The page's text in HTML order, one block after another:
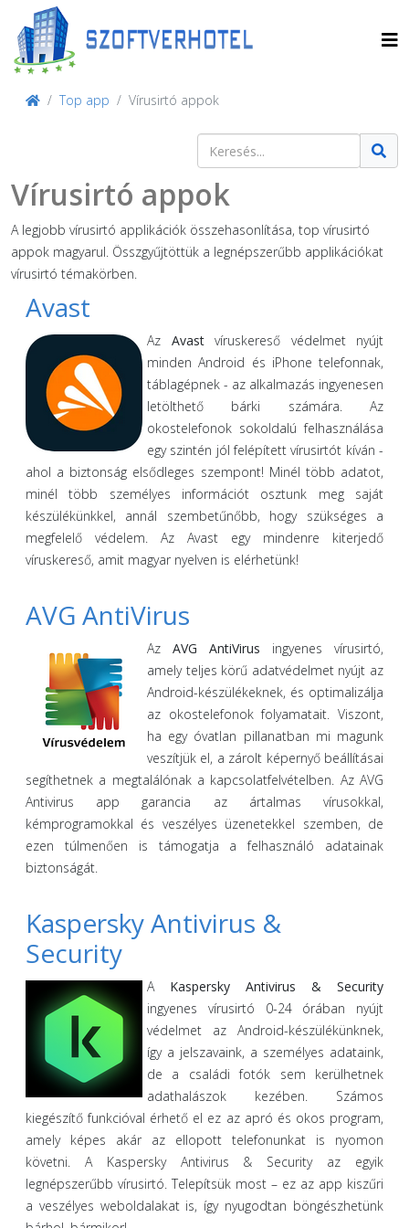
Top app Vírusirtó appok
Keresés
Vírusirtó appok
A legjobb vírusirtó applikációk összehasonlítása, top vírusirtó
appok magyarul. Összgyűjtöttük a legnépszerűbb applikációkat
vírusirtó témakörben.
Avast
Az Avastvíruskereső védelmet nyújt
minden Android és iPhone telefonnak,
táblagépnek - az alkalmazás ingyenesen
letölthető bárki számára. Az
okostelefonok sokoldalú felhasználása
egy szintén jól felépített vírusirtót kíván -
ahol a biztonság elsődleges szempont! Minél több adatot,
minél több személyes információt osztunk meg saját
készülékünkkel, annál szembetűnőbb, hogy szükséges a
megfelelő védelem. Az Avast egy mindenre kiterjedő
víruskereső, amit magyar nyelven is elérhetünk!
AVG AntiVirus
Az AVG AntiVirus ingyenes vírusirtó,
amely teljes körű adatvédelmet nyújt az
Android-készülékeknek, és optimalizálja
az okostelefonok folyamatait. Viszont,
ha egy óvatlan pillanatban mi magunk
veszítjük el, a zárolt képernyő beállításai
segíthetnek a megtalálónak a kapcsolatfelvételben. Az AVG
Antivirus app garancia az ártalmas vírusokkal,
kémprogramokkal és veszélyes üzenetekkel szemben, de
ezen túlmenően is támogatja a felhasználó adatainak
biztonságát.
Kaspersky Antivirus &
Security
A Kaspersky Antivirus & Security
ingyenes vírusirtó 0-24 órában nyújt
védelmet az Android-készülékünknek,
így a jelszavaink, a személyes adataink,
de a családi fotók sem kerülhetnek
adathalászok kezében. Számos
kiegészítő funkcióval érhető el ez az apró és okos program,
amely képes akár az ellopott telefonunkat is nyomon
követni. A Kaspersky Antivirus & Security az egyik
legnépszerűbb vírusirtó. Telepítsük most – ez az app kiszűri
a veszélyes weboldalakat is, így nyugodtan böngészhetünk